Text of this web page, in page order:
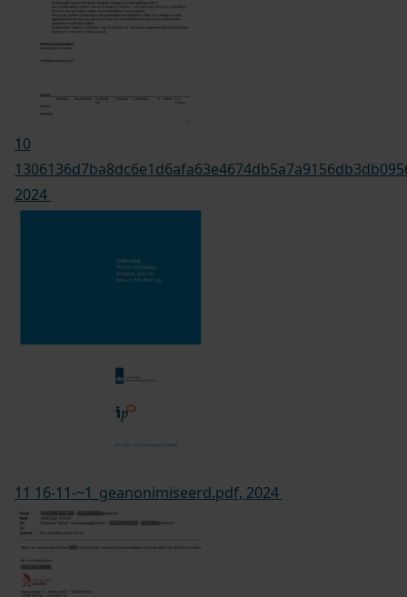
10
2024
11 16-11-~1_geanonimiseerd.pdf, 2024